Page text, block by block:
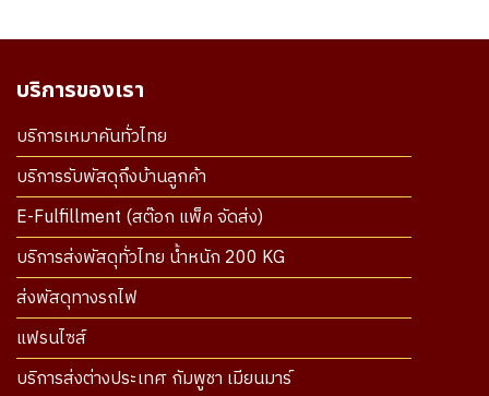
บริการของเรา
บริการเหมาคันทั่วไทย
บริการรับพัสดุถึงบ้านลูกค้า
E-Fulfillment (สต๊อก แพ็ค จัดส่ง)
บริการส่งพัสดุทั่วไทย น้ำหนัก 200 KG
ส่งพัสดุทางรถไฟ
แฟรนไซส์
บริการส่งต่างประเทศ กัมพูชา เมียนมาร์